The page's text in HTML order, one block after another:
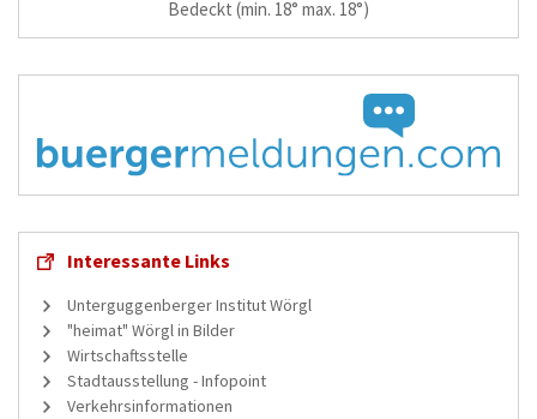
Bedeckt (min. 18° max. 18°)
Interessante Links
Unterguggenberger Institut Wörgl
"heimat" Wörgl in Bilder
Wirtschaftsstelle
Stadtausstellung - Infopoint
Verkehrsinformationen